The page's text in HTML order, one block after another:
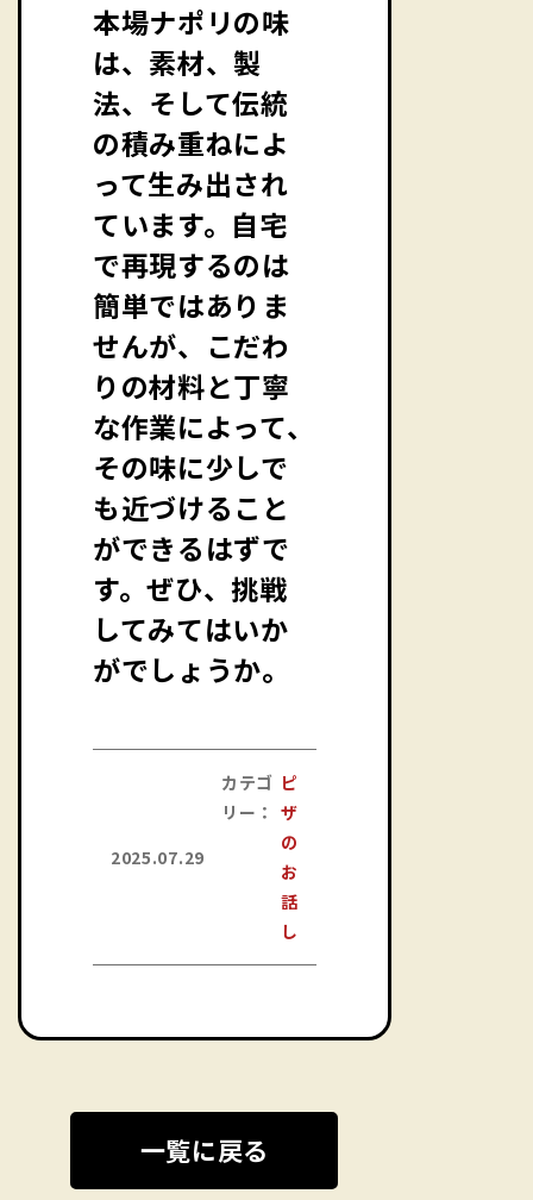
本場ナポリの味
は、素材、製
法、そして伝統
の積み重ねによ
って生み出され
ています。自宅
で再現するのは
簡単ではありま
せんが、こだわ
りの材料と丁寧
な作業によって、
その味に少しで
も近づけること
ができるはずで
す。ぜひ、挑戦
してみてはいか
がでしょうか。
2025.07.29
カテゴ
リー：
ピ
ザ
の
お
話
し
一覧に戻る